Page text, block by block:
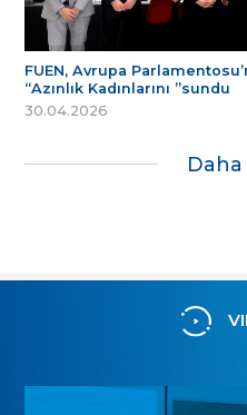
FUEN, Avrupa
“Azınlık Kadınlarını ”sundu
30.04.2026
Daha